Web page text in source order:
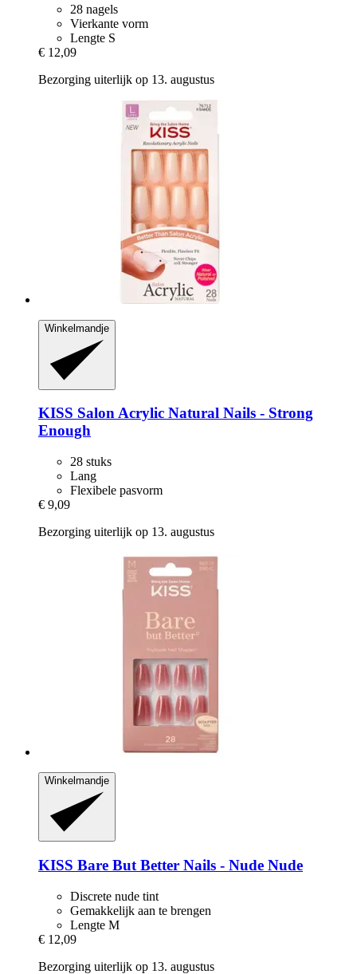
28 nagels
Vierkante vorm
Lengte S
€ 12,09
Bezorging uiterlijk op 13. augustus
Winkelmandje
KISS Salon Acrylic Natural Nails -​ Strong
Enough
28 stuks
Lang
Flexibele pasvorm
€ 9,09
Bezorging uiterlijk op 13. augustus
Winkelmandje
KISS Bare But Better Nails -​ Nude Nude
Discrete nude tint
Gemakkelijk aan te brengen
Lengte M
€ 12,09
Bezorging uiterlijk op 13. augustus